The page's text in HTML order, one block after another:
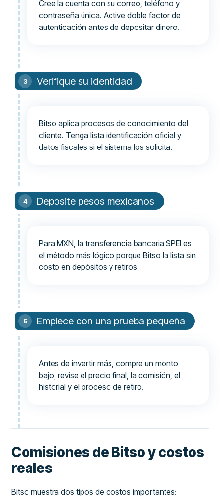
Cree la cuenta con su correo, teléfono y
contraseña única. Active doble factor de
autenticación antes de depositar dinero.
Verifique su identidad
Bitso aplica procesos de conocimiento del
cliente. Tenga lista identificación oficial y
datos fiscales si el sistema los solicita.
Deposite pesos mexicanos
Para MXN, la transferencia bancaria SPEI es
el método más lógico porque Bitso la lista sin
costo en depósitos y retiros.
Empiece con una prueba pequeña
Antes de invertir más, compre un monto
bajo, revise el precio final, la comisión, el
historial y el proceso de retiro.
Comisiones de Bitso y costos
reales
Bitso muestra dos tipos de costos importantes: